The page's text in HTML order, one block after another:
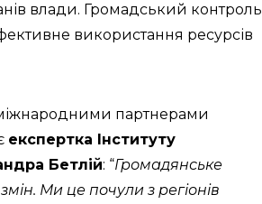
влади. Громадський контроль
використання ресурсів
міжнародними партнерами
експертка Інституту
Бетлій: “Громадянське
Ми це почули з регіонів